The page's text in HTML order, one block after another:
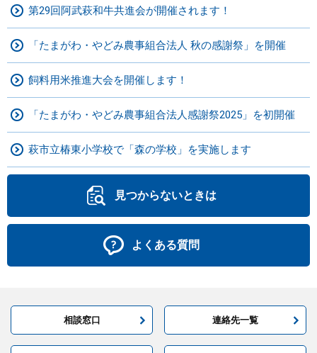
第29回阿武萩和牛共進会が開催されます！
「たまがわ・やどみ農事組合法人 秋の感謝祭」を開催
飼料用米推進大会を開催します！
「たまがわ・やどみ農事組合法人感謝祭2025」を初開催
萩市立椿東小学校で「森の学校」を実施します
見つからないときは
よくある質問
相談窓口 連絡先一覧